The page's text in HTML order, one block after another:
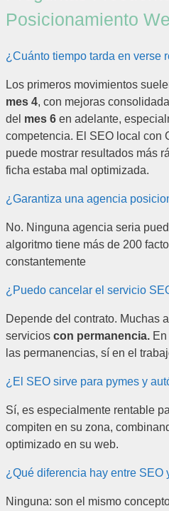
Posicionamiento
¿Cuánto tiempo tarda en verse
Los primeros movimientos
mes 4, con mejoras
del mes 6 en adelante,
competencia. El SEO local con
puede mostrar resultados más
ficha estaba mal optimizada.
¿Garantiza una agencia
No. Ninguna agencia seria
algoritmo tiene más de 200
constantemente
¿Puedo cancelar el servicio
Depende del contrato. Muchas
servicios con permanencia.
las permanencias, sí en el
¿El SEO sirve para pymes y
Sí, es especialmente rentable
compiten en su zona,
optimizado en su web.
¿Qué diferencia hay entre SEO
Ninguna: son el mismo